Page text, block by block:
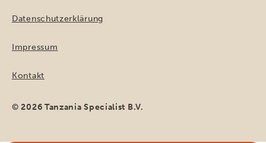
Datenschutzerklärung
Impressum
Kontakt
© 2026 Tanzania Specialist B.V.